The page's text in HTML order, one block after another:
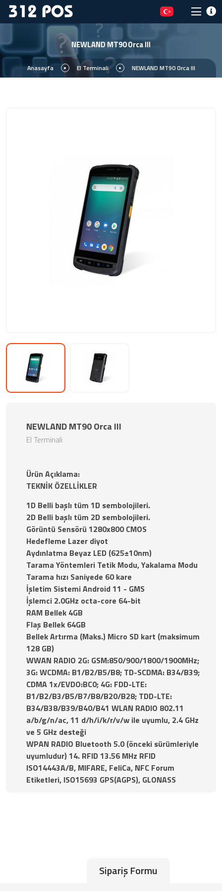
NEWLAND MT90 Orca III
Anasayfa El Terminali NEWLAND MT90 Orca III
NEWLAND MT90 Orca III
El Terminali
Ürün Açıklama:
TEKNİK ÖZELLİKLER
1D Belli başlı tüm 1D sembolojileri.
2D Belli başlı tüm 2D sembolojileri.
Görüntü Sensörü 1280x800 CMOS
Hedefleme Lazer diyot
Aydınlatma Beyaz LED (625±10nm)
Tarama Yöntemleri Tetik Modu, Yakalama Modu
Tarama hızı Saniyede 60 kare
İşletim Sistemi Android 11 - GMS
İşlemci 2.0GHz octa-core 64-bit
RAM Bellek 4GB
Flaş Bellek 64GB
Bellek Artırma (Maks.) Micro SD kart (maksimum
128 GB)
WWAN RADIO 2G: GSM:850/900/1800/1900MHz;
3G: WCDMA: B1/B2/B5/B8; TD-SCDMA: B34/B39;
CDMA 1x/EVDO:BC0; 4G: FDD-LTE:
B1/B2/B3/B5/B7/B8/B20/B28; TDD-LTE:
B34/B38/B39/B40/B41 WLAN RADIO 802.11
a/b/g/n/ac, 11 d/h/i/k/r/v/w ile uyumlu, 2.4 GHz
ve 5 GHz desteği
WPAN RADIO Bluetooth 5.0 (önceki sürümleriyle
uyumludur) 14. RFID 13.56 MHz RFID
ISO14443A/B, MIFARE, FeliCa, NFC Forum
Etiketleri, ISO15693 GPS(AGPS), GLONASS
Sipariş Formu